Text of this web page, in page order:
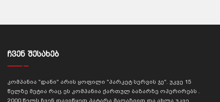
ᲩᲕᲔᲜ ᲨᲔᲡᲐᲮᲔᲑ
კომპანია "დანი" არის ყოფილი "პარკეტ სერვის ჯე". უკვე 15
წელზე მეტია რაც ეს კომპანია ქართულ ბაზარზე ოპერირებს .